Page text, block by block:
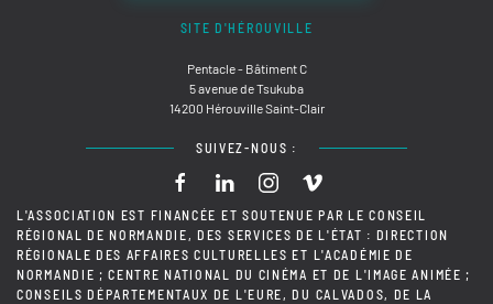
SITE D'HÉROUVILLE
Pentacle - Bâtiment C
5 avenue de Tsukuba
14200 Hérouville Saint-Clair
SUIVEZ-NOUS :
L'ASSOCIATION EST FINANCÉE ET SOUTENUE PAR LE CONSEIL
RÉGIONAL DE NORMANDIE, DES SERVICES DE L'ÉTAT : DIRECTION
RÉGIONALE DES AFFAIRES CULTURELLES ET L'ACADÉMIE DE
NORMANDIE ; CENTRE NATIONAL DU CINÉMA ET DE L'IMAGE ANIMÉE ;
CONSEILS DÉPARTEMENTAUX DE L'EURE, DU CALVADOS, DE LA